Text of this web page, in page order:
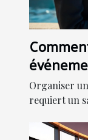
Organiser
requiert un